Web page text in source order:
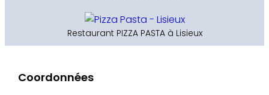
Restaurant PIZZA PASTA à Lisieux
Coordonnées